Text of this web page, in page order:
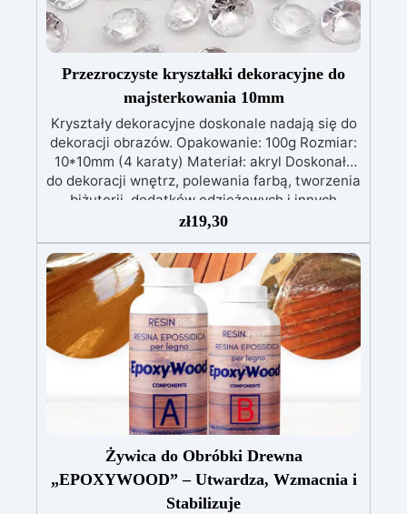
Przezroczyste kryształki dekoracyjne do
majsterkowania 10mm
Kryształy dekoracyjne doskonale nadają się do
dekoracji obrazów. Opakowanie: 100g Rozmiar:
10*10mm (4 karaty) Materiał: akryl Doskonały
do ​​dekoracji wnętrz, polewania farbą, tworzenia
biżuterii, dodatków odzieżowych i innych
rzemiosł. Zastosowania: hobby, dekoracja
domu, sztuki piękne, majsterkowanie. Sposób
użycia: umieść na bazie tworząc wybrany przez
siebie wzór, a następnie wylej na wierzch
żywicę. Poczekaj, aż żywica stwardnieje.
Możliwość barwienia dowolnym barwnikiem.
zł19,30
Żywica do Obróbki Drewna
„EPOXYWOOD” – Utwardza, Wzmacnia i
Stabilizuje